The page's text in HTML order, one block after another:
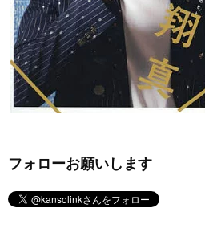
フォローお願いします